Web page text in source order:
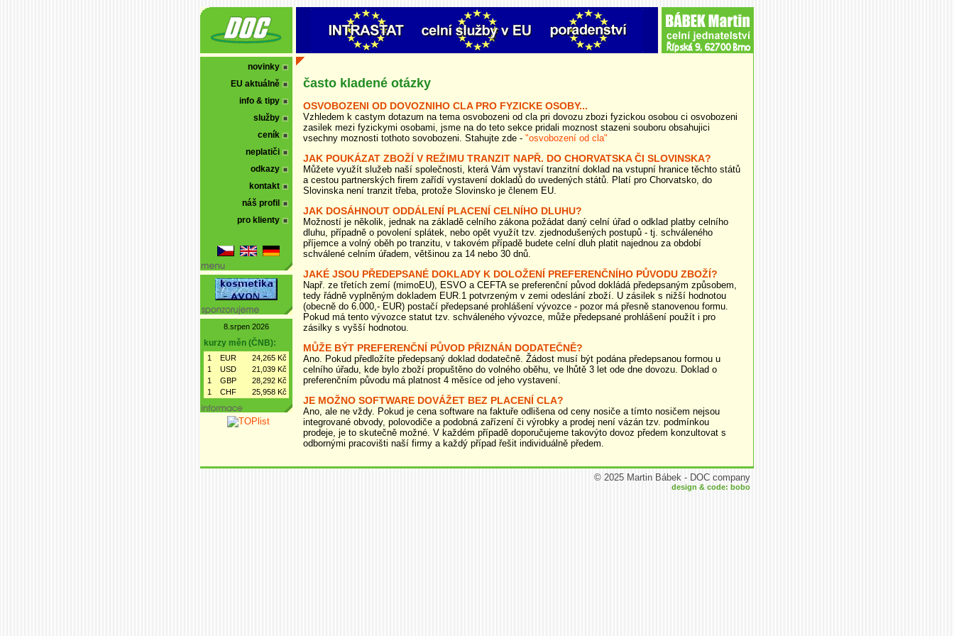
novinky
EU aktuálně
info & tipy
služby
ceník
neplatiči
odkazy
kontakt
náš profil
pro klienty
8.srpen 2026
kurzy měn (ČNB):
1 EUR
24,265 Kč
1
USD
21,039 Kč
1
GBP
28,292 Kč
1
CHF 25,958 Kč
často kladené otázky
OSVOBOZENI OD DOVOZNIHO CLA PRO FYZICKE OSOBY...
Vzhledem k castym dotazum na tema osvobozeni od cla pri dovozu zbozi fyzickou osobou ci osvobozeni
zasilek mezi fyzickymi osobami, jsme na do teto sekce pridali moznost stazeni souboru obsahujici
vsechny moznosti tothoto sovobozeni. Stahujte zde - "osvobození od cla"
JAK POUKÁZAT ZBOŽÍ V REŽIMU TRANZIT NAPŘ. DO CHORVATSKA ČI SLOVINSKA?
Můžete využít služeb naší společnosti, která Vám vystaví tranzitní doklad na vstupní hranice těchto států
a cestou partnerských firem zařídí vystavení dokladů do uvedených států. Platí pro Chorvatsko, do
Slovinska není tranzit třeba, protože Slovinsko je členem EU.
JAK DOSÁHNOUT ODDÁLENÍ PLACENÍ CELNÍHO DLUHU?
Možností je několik, jednak na základě celního zákona požádat daný celní úřad o odklad platby celního
dluhu, případně o povolení splátek, nebo opět využít tzv. zjednodušených postupů - tj. schváleného
příjemce a volný oběh po tranzitu, v takovém případě budete celní dluh platit najednou za období
schválené celním úřadem, většinou za 14 nebo 30 dnů.
JAKÉ JSOU PŘEDEPSANÉ DOKLADY K DOLOŽENÍ PREFERENČNÍHO PŮVODU ZBOŽÍ?
Např. ze třetích zemí (mimoEU), ESVO a CEFTA se preferenční původ dokládá předepsaným způsobem,
tedy řádně vyplněným dokladem EUR.1 potvrzeným v zemi odeslání zboží. U zásilek s nižší hodnotou
(obecně do 6.000,- EUR) postačí předepsané prohlášení vývozce - pozor má přesně stanovenou formu.
Pokud má tento vývozce statut tzv. schváleného vývozce, může předepsané prohlášení použít i pro
zásilky s vyšší hodnotou.
MŮŽE BÝT PREFERENČNÍ PŮVOD PŘIZNÁN DODATEČNĚ?
Ano. Pokud předložíte předepsaný doklad dodatečně. Žádost musí být podána předepsanou formou u
celního úřadu, kde bylo zboží propuštěno do volného oběhu, ve lhůtě 3 let ode dne dovozu. Doklad o
preferenčním původu má platnost 4 měsíce od jeho vystavení.
JE MOŽNO SOFTWARE DOVÁŽET BEZ PLACENÍ CLA?
Ano, ale ne vždy. Pokud je cena software na faktuře odlišena od ceny nosiče a tímto nosičem nejsou
integrované obvody, polovodiče a podobná zařízení či výrobky a prodej není vázán tzv. podmínkou
prodeje, je to skutečně možné. V každém případě doporučujeme takovýto dovoz předem konzultovat s
odbornými pracovišti naší firmy a každý případ řešit individuálně předem.
© 2025 Martin Bábek - DOC company
design & code: bobo